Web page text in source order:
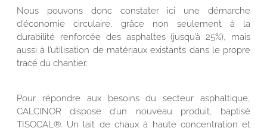
Nous pouvons donc constater ici une démarche
d’économie circulaire, grâce non seulement à la
durabilité renforcée des asphaltes (jusqu’à 25%), mais
aussi à l’utilisation de matériaux existants dans le propre
tracé du chantier.
Pour répondre aux besoins du secteur asphaltique,
CALCINOR dispose d’un nouveau produit, baptisé
TISOCAL®. Un lait de chaux à haute concentration et